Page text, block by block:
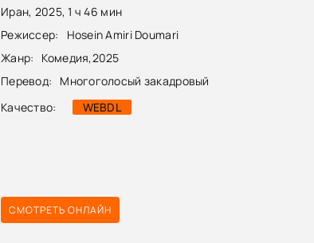
Иран, 2025, 1 ч 46 мин
Режиссер:
Hosein Amiri Doumari
Жанр:
Комедия,2025
Перевод:
Многоголосый закадровый
Качество:
WEBDL
СМОТРЕТЬ ОНЛАЙН